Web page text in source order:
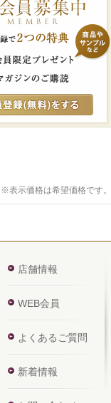
※表示価格は希望価格です。
店舗情報
WEB会員
よくあるご質問
新着情報